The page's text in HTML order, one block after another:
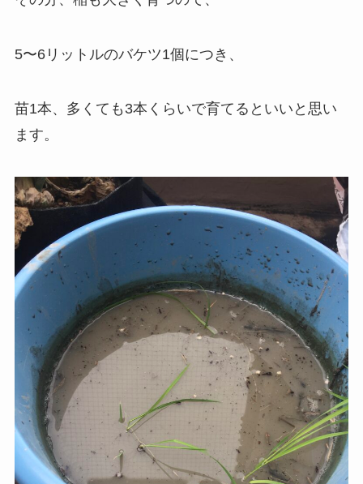
5〜6リットルのバケツ1個につき、
苗1本、多くても3本くらいで育てるといいと思い
ます。